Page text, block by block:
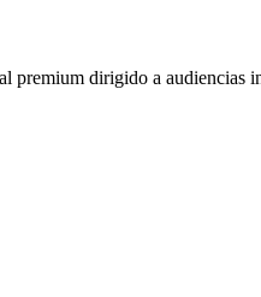
premium dirigido a audiencias